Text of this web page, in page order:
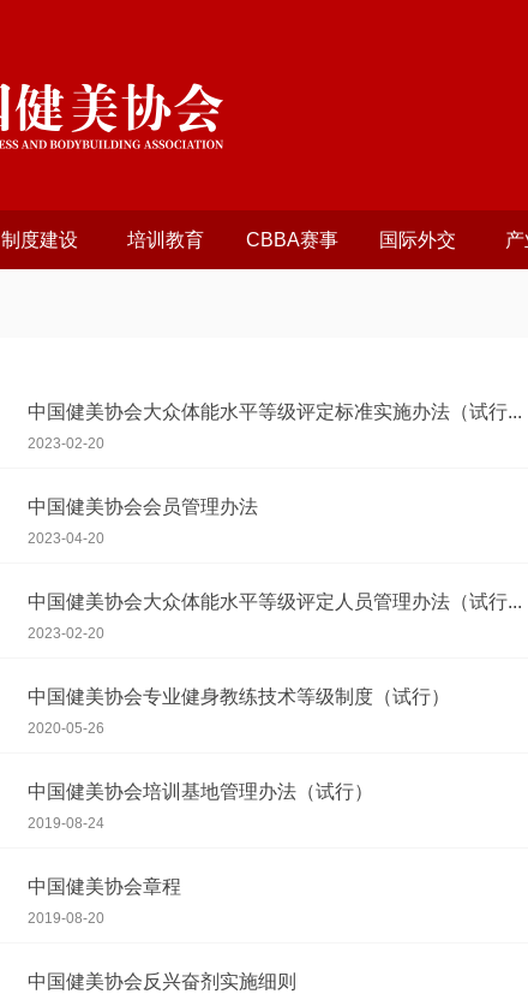
制度建设 培训教育 CBBA赛事 国际外交
中国健美协会大众体能水平等级评定标准实施办法（试行...
2023-02-20
中国健美协会会员管理办法
2023-04-20
中国健美协会大众体能水平等级评定人员管理办法（试行...
2023-02-20
中国健美协会专业健身教练技术等级制度（试行）
2020-05-26
中国健美协会培训基地管理办法（试行）
2019-08-24
中国健美协会章程
2019-08-20
中国健美协会反兴奋剂实施细则